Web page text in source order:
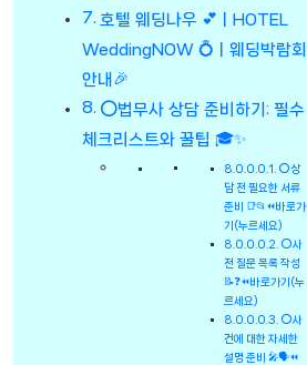
호텔 웨딩나우 💕ㅣHOTEL
WeddingNOW 💍ㅣ웨딩박람회
안내🎉
⭕법무사 상담 준비하기: 필수
체크리스트와 꿀팁 🎓✨
⭕상
담 전 필요한 서류
준비 📑📂⏪바로가
기(누르세요)
⭕사
전 질문 목록 작성
📝❓⏪바로가기(누
르세요)
⭕사
건에 대한 자세한
설명 준비 🎤🗣️⏪